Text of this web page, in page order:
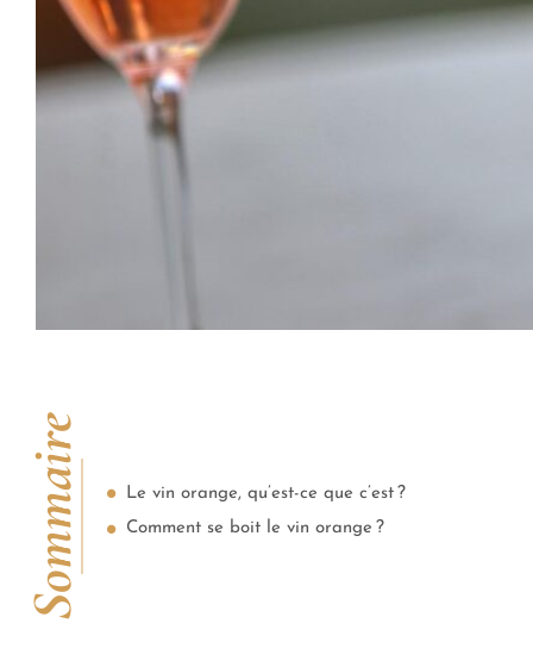
Sommaire
Le vin orange, qu’est-ce que c’est ?
Comment se boit le vin orange ?